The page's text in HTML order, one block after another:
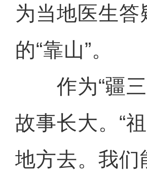
为当地医生
的“靠山”。
作为“疆三
故事长大。“
地方去。我